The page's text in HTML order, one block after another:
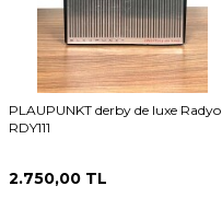
PLAUPUNKT derby de luxe Radyo
RDY111
2.750,00 TL